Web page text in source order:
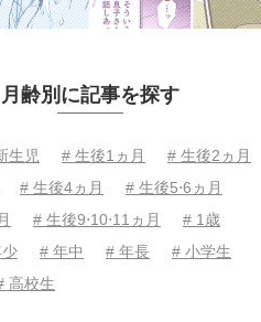
月齢別に記事を探す
生児 # 生後1ヵ月
# 生後2ヵ月
# 生後4ヵ月
# 生後5⋅6ヵ月
# 生後9⋅10⋅11ヵ月
# 1歳
# 年中 # 年長
# 小学生
高校生